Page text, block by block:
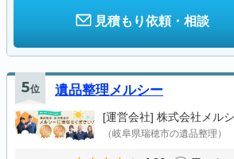
見積もり依頼・相談
5位 遺品整理メルシー
[運営会社] 株式会社メル
（岐阜県瑞穂市の遺品整理）